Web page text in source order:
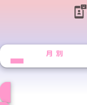
月別